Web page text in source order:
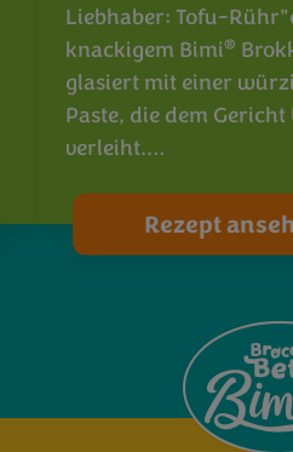
Liebhaber: Tofu-
knackigem Bimi®
glasiert mit einer
Paste, die dem Gericht
verleiht.…
Rezept